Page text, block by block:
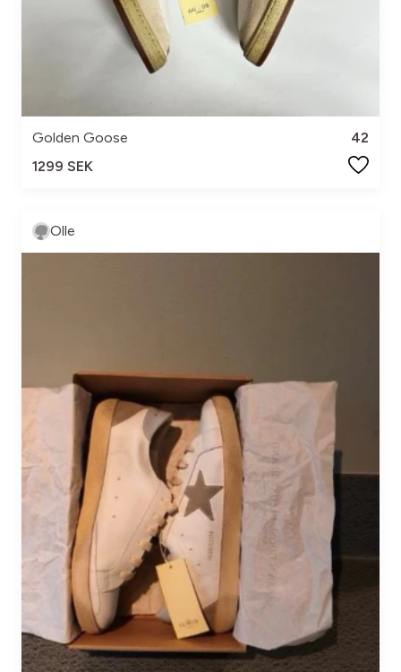
Golden Goose
42
1299 SEK
Olle